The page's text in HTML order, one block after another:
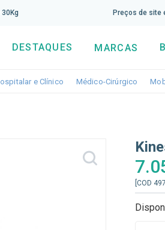
Preços de site
DESTAQUES MARCAS
dropdowne Clínico Toggle dropdown
Médico-Cirúrgico
aqui a nossa newsletter e tenha
[COD